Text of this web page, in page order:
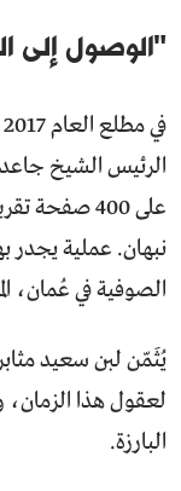
"الوصول إلى
الرئيس الشيخ
على 400
نبهان. عملية يجدر
الصوفية في عُمان،
يُثَمّن لبن سعيد
لعقول هذا
البارزة.